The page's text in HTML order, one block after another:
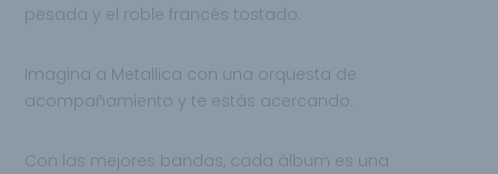
pesada y el roble francés tostado.
Imagina a Metallica con una orquesta de
acompañamiento y te estás acercando.
Con las mejores bandas, cada álbum es una